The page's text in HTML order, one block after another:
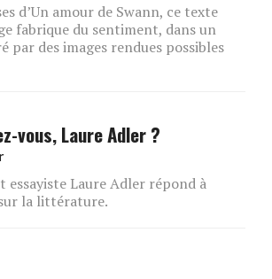
d’Un amour de Swann, ce texte
fabrique du sentiment, dans un
par des images rendues possibles
vous, Laure Adler ?
essayiste Laure Adler répond à
la littérature.